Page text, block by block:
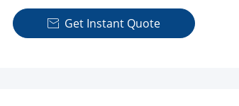
 Get Instant Quote